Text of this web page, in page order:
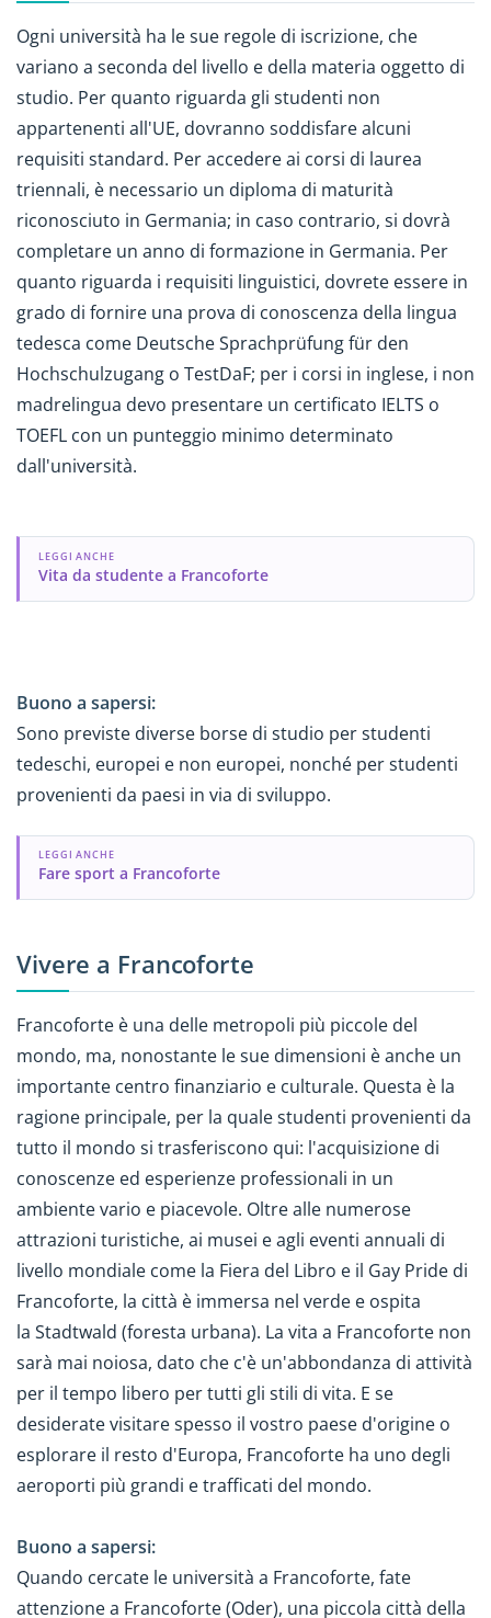
Ogni università ha le sue regole di iscrizione, che
variano a seconda del livello e della materia oggetto di
studio. Per quanto riguarda gli studenti non
appartenenti all'UE, dovranno soddisfare alcuni
requisiti standard. Per accedere ai corsi di laurea
triennali, è necessario un diploma di maturità
riconosciuto in Germania; in caso contrario, si dovrà
completare un anno di formazione in Germania. Per
quanto riguarda i requisiti linguistici, dovrete essere in
grado di fornire una prova di conoscenza della lingua
tedesca come Deutsche Sprachprüfung für den
Hochschulzugang o TestDaF; per i corsi in inglese, i non
madrelingua devo presentare un certificato IELTS o
TOEFL con un punteggio minimo determinato
dall'università.
LEGGI ANCHE
Vita da studente a Francoforte
Buono a sapersi:
Sono previste diverse borse di studio per studenti
tedeschi, europei e non europei, nonché per studenti
provenienti da paesi in via di sviluppo.
LEGGI ANCHE
Fare sport a Francoforte
Vivere a Francoforte
Francoforte è una delle metropoli più piccole del
mondo, ma, nonostante le sue dimensioni è anche un
importante centro finanziario e culturale. Questa è la
ragione principale, per la quale studenti provenienti da
tutto il mondo si trasferiscono qui: l'acquisizione di
conoscenze ed esperienze professionali in un
ambiente vario e piacevole. Oltre alle numerose
attrazioni turistiche, ai musei e agli eventi annuali di
livello mondiale come la Fiera del Libro e il Gay Pride di
Francoforte, la città è immersa nel verde e ospita
la Stadtwald (foresta urbana). La vita a Francoforte non
sarà mai noiosa, dato che c'è un'abbondanza di attività
per il tempo libero per tutti gli stili di vita. E se
desiderate visitare spesso il vostro paese d'origine o
esplorare il resto d'Europa, Francoforte ha uno degli
aeroporti più grandi e trafficati del mondo.
Buono a sapersi:
Quando cercate le università a Francoforte, fate
attenzione a Francoforte (Oder), una piccola città della